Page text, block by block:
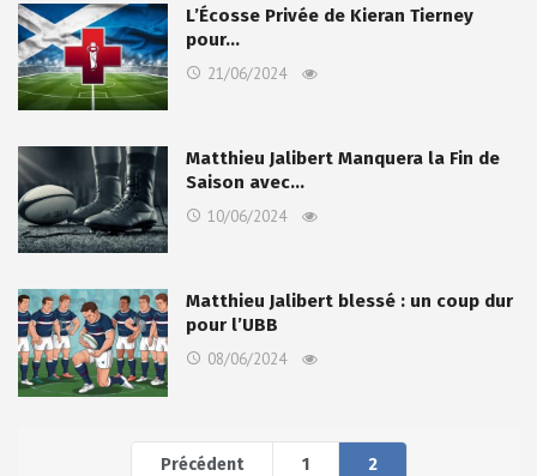
L’Écosse Privée de Kieran Tierney
pour…
21/06/2024
Matthieu Jalibert Manquera la Fin de
Saison avec…
10/06/2024
Matthieu Jalibert blessé : un coup dur
pour l’UBB
08/06/2024
Précédent 1 2